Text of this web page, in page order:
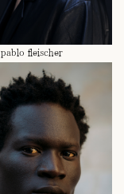
pablo fleischer